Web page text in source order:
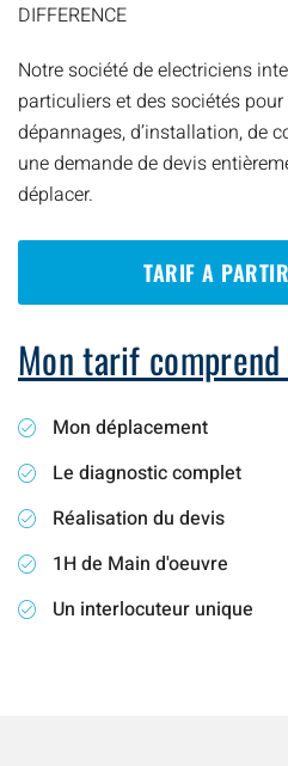
DIFFERENCE
Notre société de electriciens
particuliers et des sociétés
dépannages, d’installation, de
une demande de devis
déplacer.
TARIF A
Mon tarif comprend
Mon déplacement
Le diagnostic complet
Réalisation du devis
1H de Main d'oeuvre
Un interlocuteur unique